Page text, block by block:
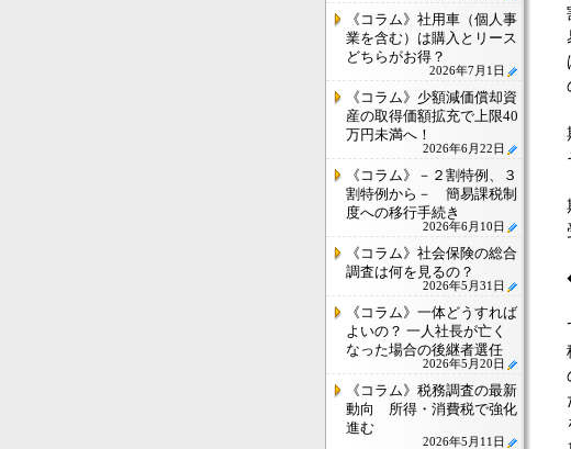
《コラム》社用車（個人事
業を含む）は購入とリース
どちらがお得？
2026年7月1日
《コラム》少額減価償却資
産の取得価額拡充で上限40
万円未満へ！
2026年6月22日
《コラム》－２割特例、３
割特例から－ 簡易課税制
度への移行手続き
2026年6月10日
《コラム》社会保険の総合
調査は何を見るの？
2026年5月31日
《コラム》一体どうすれば
よいの？ 一人社長が亡く
なった場合の後継者選任
2026年5月20日
《コラム》税務調査の最新
動向 所得・消費税で強化
進む
2026年5月11日